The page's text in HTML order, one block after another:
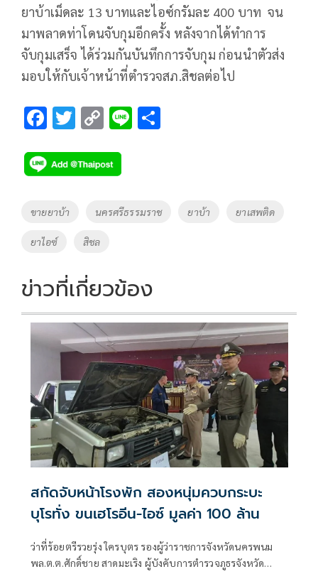
ยาบ้าเม็ดละ 13 บาทและไอซ์กรัมละ 400 บาท จน
มาพลาดท่าโดนจับกุมอีกครั้ง หลังจากได้ทำการ
จับกุมเสร็จ ได้ร่วมกันบันทึกการจับกุม ก่อนนำตัวส่ง
มอบให้กับเจ้าหน้าที่ตำรวจสภ.สิชลต่อไป
F
e
b
o
o
k
T
tt
er
C
p
y
Li
Li
Tags
ขายยาบ้า นครศรีธรรมราช ยาบ้า ยาเสพติด
ยาไอซ์ สิชล
ข่าวที่เกี่ยวข้อง
สกัดจับหน้าโรงพัก สองหนุ่มควบกระบะ
บุโรทั่ง ขนเฮโรอีน-ไอซ์ มูลค่า 100 ล้าน
ว่าที่ร้อยตรีรวยรุ่ง ใครบุตร รองผู้ว่าราชการจังหวัดนครพนม
พล.ต.ต.ศักดิ์ชาย สาดมะเริง ผู้บังคับการตำรวจภูธรจังหวัด